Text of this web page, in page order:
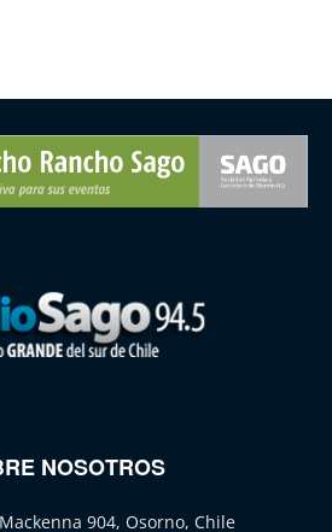
NOSOTROS
904, Osorno, Chile